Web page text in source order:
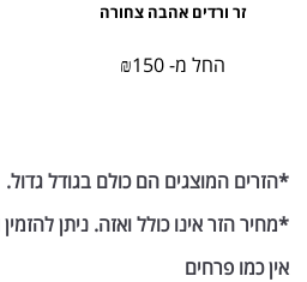
זר ורדים אהבה צחורה
החל מ- ₪150
*הזרים המוצגים הם כולם בגודל גדול.
*מחיר הזר אינו כולל ואזה. ניתן
אין כמו פרחים